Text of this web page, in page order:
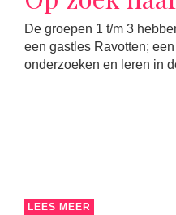
De groepen 1 t/m 3
een gastles Ravotten;
onderzoeken en leren in
LEES MEER